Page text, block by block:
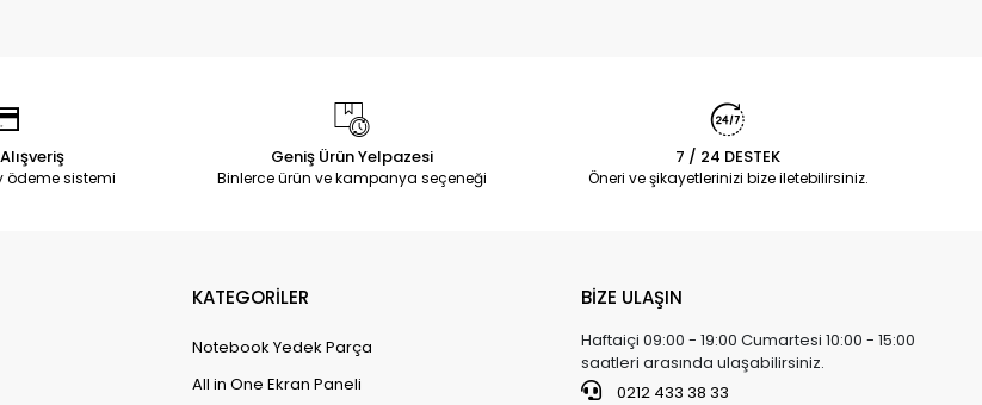
ödeme sistemi
Geniş Ürün Yelpazesi
Binlerce ürün ve kampanya seçeneği
7 / 24 DESTEK
Öneri ve şikayetlerinizi bize iletebilirsiniz.
KATEGORİLER
Notebook Yedek Parça
All in One Ekran Paneli
BİZE ULAŞIN
Haftaiçi 09:00 - 19:00 Cumartesi 10:00 - 15:00
saatleri arasında ulaşabilirsiniz.
0212 433 38 33